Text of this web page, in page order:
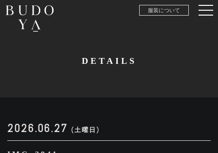
服装について
DETAILS
2026.06.27 (土曜日)